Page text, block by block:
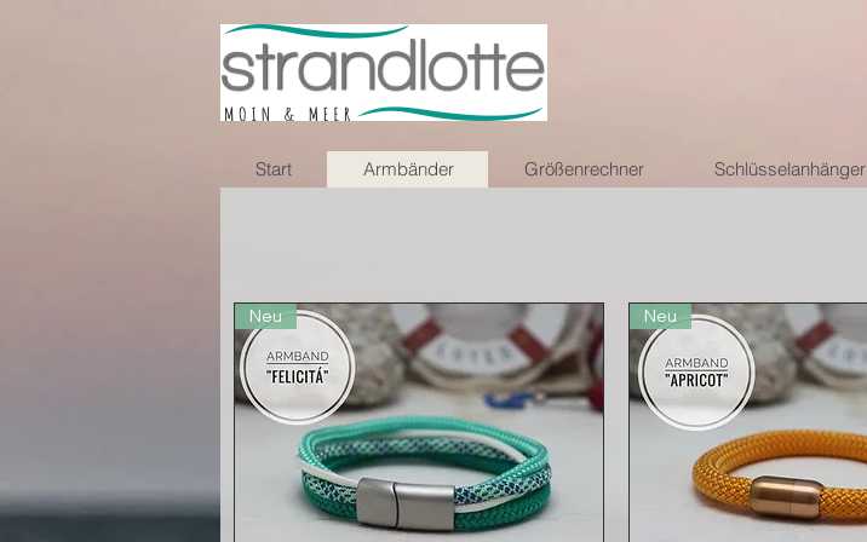
Start Armbänder Größenrechner Schlüsselanhänger
Neu Neu